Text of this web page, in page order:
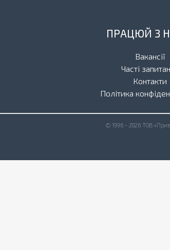
ПРАЦЮЙ З
Вакансії
Часті
Контакти
Політика
© 1996 - 2026 ТОВ